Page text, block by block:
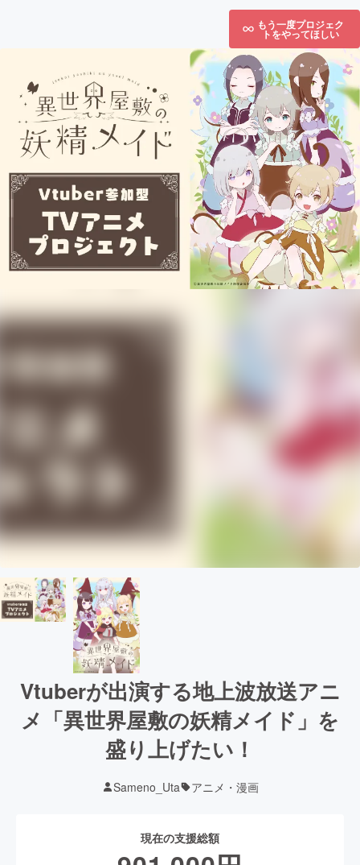
もう一度プロジェク
トをやってほしい
Vtuberが出演する地上波放送アニ
メ「異世界屋敷の妖精メイド」を
盛り上げたい！
Sameno_Uta アニメ・漫画
現在の支援総額